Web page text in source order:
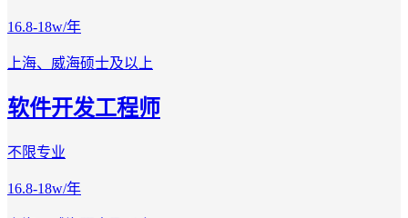
16.8-18w/年
上海、威海硕士及以上
软件开发工程师
不限专业
16.8-18w/年